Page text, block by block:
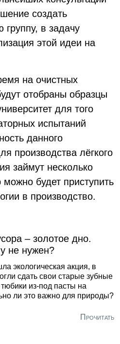
создать
в задачу
этой идеи на
на очистных
отобраны образцы
для того
испытаний
данного
производства лёгкого
займут несколько
будет приступить
в производство.
– золотое дно.
не нужен?
экологическая акция, в
сдать свои старые зубные
из-под пасты на
ли это важно для природы?
Прочитать